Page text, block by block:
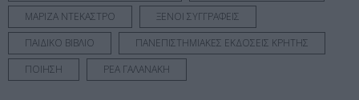
ΜΑΡΙΖΑ ΝΤΕΚΑΣΤΡΟ
ΞΕΝΟΙ ΣΥΓΓΡΑΦΕΙΣ
ΠΑΙΔΙΚΟ ΒΙΒΛΙΟ
ΠΑΝΕΠΙΣΤΗΜΙΑΚΕΣ ΕΚΔΟΣΕΙΣ ΚΡΗΤΗΣ
ΠΟΙΗΣΗ
ΡΕΑ ΓΑΛΑΝΑΚΗ